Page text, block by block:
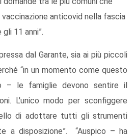
anticovid nella fascia
11 anni”.
dal Garante, sia ai più piccoli
“in un momento come questo
– le famiglie devono sentire il
L'unico modo per sconfiggere
di adottare tutti gli strumenti
a disposizione”. “Auspico – ha